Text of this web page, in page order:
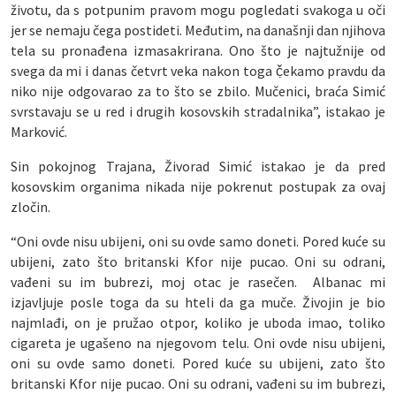
životu, da s potpunim pravom mogu pogledati svakoga u oči
jer se nemaju čega postideti. Međutim, na današnji dan njihova
tela su pronađena izmasakrirana. Ono što je najtužnije od
svega da mi i danas četvrt veka nakon toga č̣ekamo pravdu da
niko nije odgovarao za to što se zbilo. Mučenici, braća Simić
svrstavaju se u red i drugih kosovskih stradalnika”, istakao je
Marković.
Sin pokojnog Trajana, Živorad Simić istakao je da pred
kosovskim organima nikada nije pokrenut postupak za ovaj
zločin.
“Oni ovde nisu ubijeni, oni su ovde samo doneti. Pored kuće su
ubijeni, zato što britanski Kfor nije pucao. Oni su odrani,
vađeni su im bubrezi, moj otac je rasečen. Albanac mi
izjavljuje posle toga da su hteli da ga muče. Živojin je bio
najmlađi, on je pružao otpor, koliko je uboda imao, toliko
cigareta je ugašeno na njegovom telu. Oni ovde nisu ubijeni,
oni su ovde samo doneti. Pored kuće su ubijeni, zato što
britanski Kfor nije pucao. Oni su odrani, vađeni su im bubrezi,